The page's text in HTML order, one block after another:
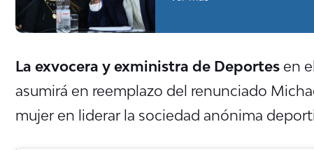
La exvocera y exministra de Deportes en
asumirá en reemplazo del renunciado
mujer en liderar la sociedad anónima